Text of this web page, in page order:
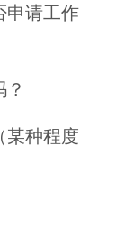
申请工作
某种程度